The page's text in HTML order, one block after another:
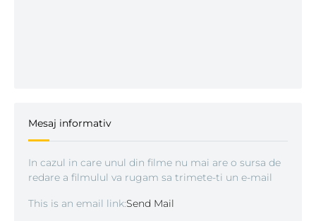
Mesaj informativ
In cazul in care unul din filme nu mai are o sursa de
redare a filmulul va rugam sa trimete-ti un e-mail
This is an email link:Send Mail